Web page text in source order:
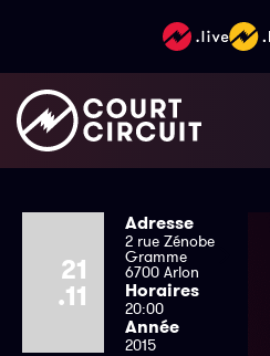
21
.11
Adresse
2 rue Zénobe
Gramme
6700 Arlon
Horaires
20:00
Année
2015